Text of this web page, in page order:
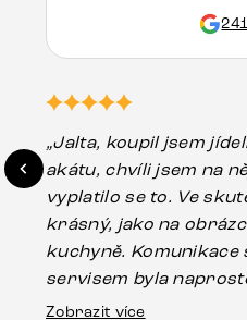
„Jalta, koupil jsem
akátu, chvíli jsem na
vyplatilo se to. Ve
krásný, jako na obrázcích. Je ozdobou naší
kuchyně. Komunikace
servisem byla
drobné poškození u
Zobrazit více